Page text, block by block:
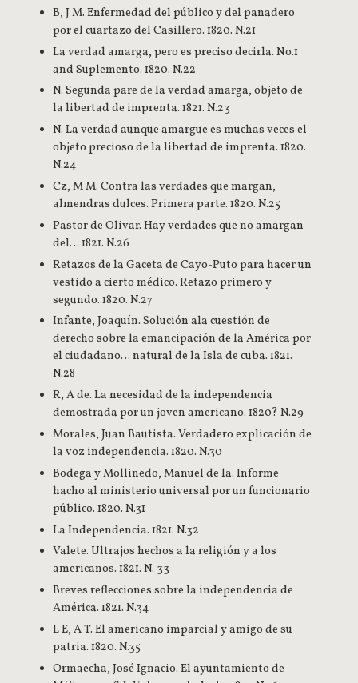
B, J M. Enfermedad del público y del panadero
por el cuartazo del Casillero. 1820. N.21
La verdad amarga, pero es preciso decirla. No.1
and Suplemento. 1820. N.22
N. Segunda pare de la verdad amarga, objeto de
la libertad de imprenta. 1821. N.23
N. La verdad aunque amargue es muchas veces el
objeto precioso de la libertad de imprenta. 1820.
N.24
Cz, M M. Contra las verdades que margan,
almendras dulces. Primera parte. 1820. N.25
Pastor de Olivar. Hay verdades que no amargan
del… 1821. N.26
Retazos de la Gaceta de Cayo-Puto para hacer un
vestido a cierto médico. Retazo primero y
segundo. 1820. N.27
Infante, Joaquín. Solución ala cuestión de
derecho sobre la emancipación de la América por
el ciudadano… natural de la Isla de cuba. 1821.
N.28
R, A de. La necesidad de la independencia
demostrada por un joven americano. 1820? N.29
Morales, Juan Bautista. Verdadero explicación de
la voz independencia. 1820. N.30
Bodega y Mollinedo, Manuel de la. Informe
hacho al ministerio universal por un funcionario
público. 1820. N.31
La Independencia. 1821. N.32
Valete. Ultrajos hechos a la religión y a los
americanos. 1821. N. 33
Breves reflecciones sobre la independencia de
América. 1821. N.34
L E, A T. El americano imparcial y amigo de su
patria. 1820. N.35
Ormaecha, José Ignacio. El ayuntamiento de